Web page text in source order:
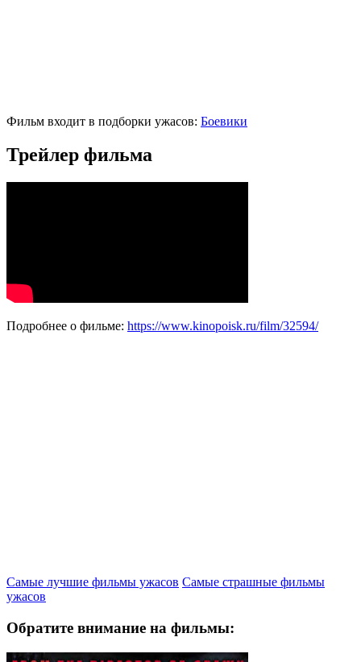
Фильм входит в подборки ужасов: Боевики
Трейлер фильма
Подробнее о фильме: https://www.kinopoisk.ru/film/32594/
Самые лучшие фильмы ужасов Самые страшные фильмы
ужасов
Обратите внимание на фильмы: